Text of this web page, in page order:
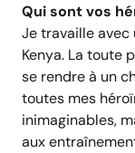
Qui sont vos
Je travaille avec
Kenya. La toute
se rendre à un
toutes mes
inimaginables,
aux